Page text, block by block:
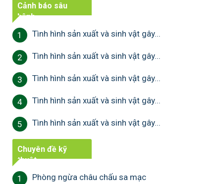
Cảnh báo sâu
bệnh
1 Tình hình sản xuất và sinh vật gây...
2 Tình hình sản xuất và sinh vật gây...
3 Tình hình sản xuất và sinh vật gây...
4 Tình hình sản xuất và sinh vật gây...
5 Tình hình sản xuất và sinh vật gây...
Chuyên đề kỹ
thuật
1 Phòng ngừa châu chấu sa mạc